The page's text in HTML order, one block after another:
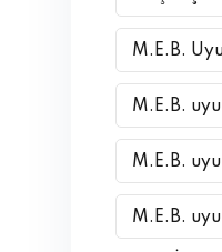
M.E.B.
M.E.B.
M.E.B.
M.E.B.